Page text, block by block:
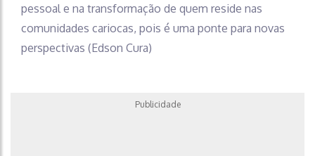
pessoal e na transformação de quem reside nas
comunidades cariocas, pois é uma ponte para novas
perspectivas (Edson Cura)
Publicidade